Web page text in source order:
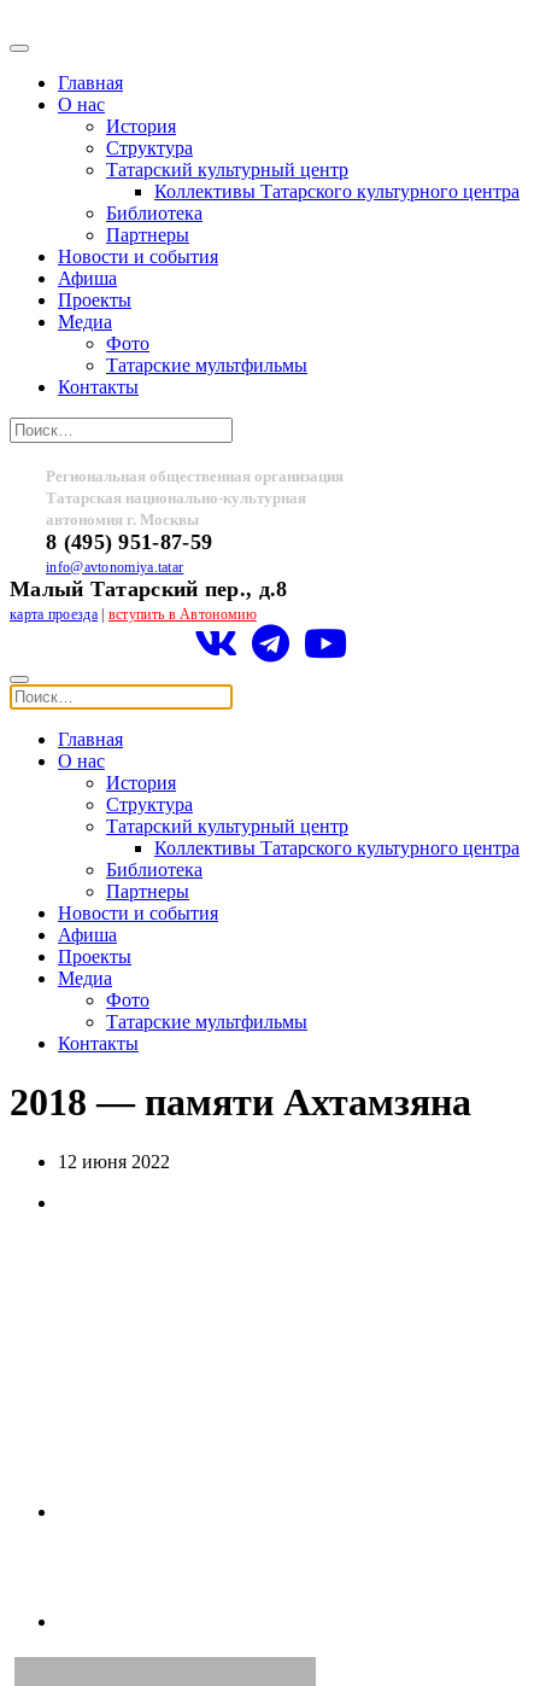
Главная
О нас
История
Структура
Татарский культурный центр
Коллективы Татарского культурного центра
Библиотека
Партнеры
Новости и события
Афиша
Проекты
Медиа
Фото
Татарские мультфильмы
Контакты
Региональная общественная организация
Татарская национально-культурная
автономия г. Москвы
8 (495) 951-87-59
info@avtonomiya.tatar
Малый Татарский пер., д.8
карта проезда| вступить в Автономию
Главная
О нас
История
Структура
Татарский культурный центр
Коллективы Татарского культурного центра
Библиотека
Партнеры
Новости и события
Афиша
Проекты
Медиа
Фото
Татарские мультфильмы
Контакты
2018 — памяти Ахтамзяна
12 июня 2022